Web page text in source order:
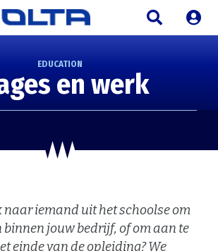
EDUCATION
en werk
naar iemand uit het schoolse om
binnen jouw bedrijf, of om aan te
einde van de opleiding? We